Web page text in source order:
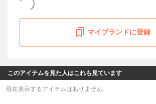
マイブランドに登録
このアイテムを見た人はこれも見ています
現在表示するアイテムはありません。